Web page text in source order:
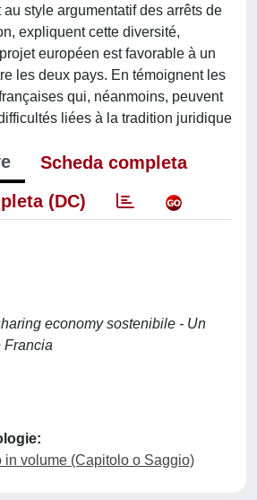
au style argumentatif des arrêts de
expliquent cette diversité,
européen est favorable à un
les deux pays. En témoignent les
qui, néanmoins, peuvent
liées à la tradition juridique
Scheda completa
(DC)
economy sostenibile - Un
Francia
in volume (Capitolo o Saggio)